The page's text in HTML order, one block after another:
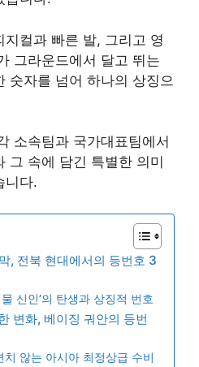
컬과 빠른 발, 그리고 영
그라운드에서 달고 뛰는
숫자를 넘어 하나의 상징으
소속팀과 국가대표팀에서
그 속에 담긴 특별한 의미
니다.
, 전북 현대에서의 등번호 3
신인’의 탄생과 상징적 번호
변화, 베이징 궈안의 등번
치 않는 아시아 최정상급 수비